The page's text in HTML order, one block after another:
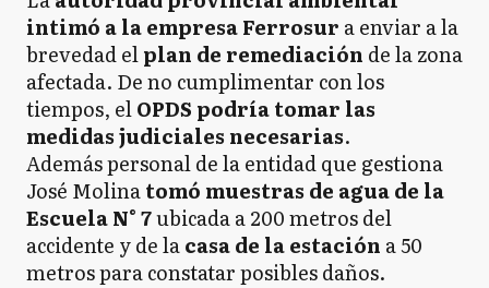
intimó a la empresa Ferrosur a enviar a la
brevedad elplan de remediación de la zona
afectada. De no cumplimentar con los
tiempos, elOPDS podría tomar las
medidas judiciales necesarias.
Además personal de la entidad que gestiona
José Molinatomó muestras de agua de la
Escuela N° 7ubicada a 200 metros del
accidente y de lacasa de la estación a 50
metros para constatar posibles daños.